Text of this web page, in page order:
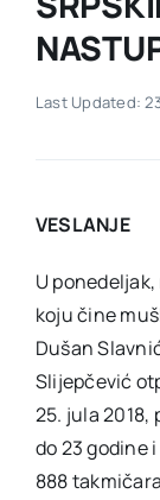
Akti SSAB
Last Updated:
VESLANJE
U
koju čine
Dušan
Slijepčević
25. jula
do 23 godine
888